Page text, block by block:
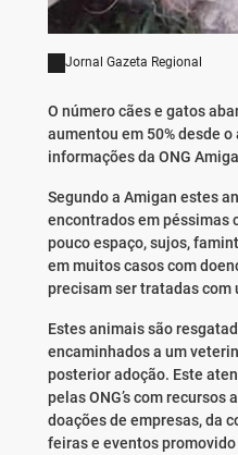
Jornal Gazeta Regional
O número cães e gatos
aumentou em 50% desde
informações da ONG
Segundo a Amigan estes
encontrados em péssimas
pouco espaço, sujos,
em muitos casos com
precisam ser tratadas com
Estes animais são
encaminhados a um
posterior adoção. Este
pelas ONG’s com recursos
doações de empresas, da
feiras e eventos promovido